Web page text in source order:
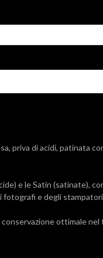
priva di acidi, patinata
e le Satin (satinate),
e degli
ottimale